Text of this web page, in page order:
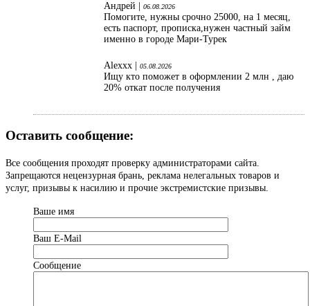
Андрей | 06.08.2026
Помогите, нужны срочно 25000, на 1 месяц,
есть паспорт, прописка,нужен частный займ
именно в городе Мари-Турек
Alexxx | 05.08.2026
Ищу кто поможет в оформлении 2 млн , даю
20% откат после получения
Оставить сообщение:
Все сообщения проходят проверку администраторами сайта.
Запрещаются нецензурная брань, реклама нелегальных товаров и
услуг, призывы к насилию и прочие экстремистские призывы.
Ваше имя
Ваш Е-Mail
Сообщение